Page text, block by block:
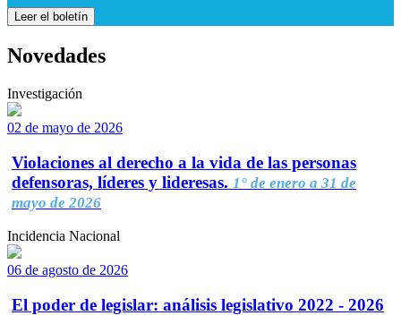
Leer el boletín
Novedades
Investigación
02 de mayo de 2026
Violaciones al derecho a la vida de las personas
defensoras, líderes y lideresas. 1° de enero a 31 de
mayo de 2026
Incidencia Nacional
06 de agosto de 2026
El poder de legislar: análisis legislativo 2022 - 2026